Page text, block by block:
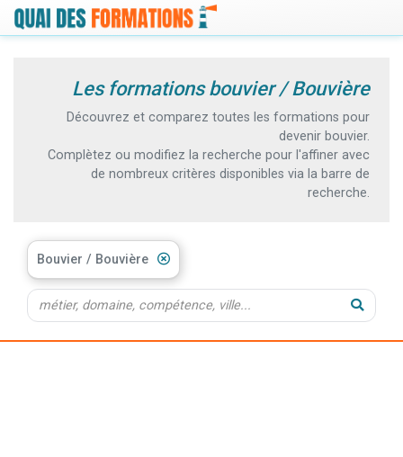
Les formations bouvier / Bouvière
Découvrez et comparez toutes les formations pour
devenir bouvier.
Complètez ou modifiez la recherche pour l'affiner avec
de nombreux critères disponibles via la barre de
recherche.
Bouvier / Bouvière